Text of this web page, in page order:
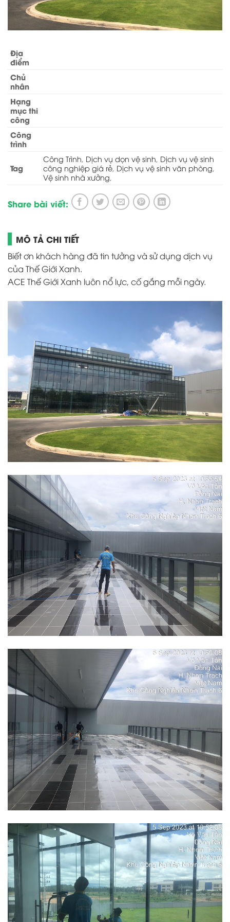
Địa
điểm
Chủ
nhân
Hạng
mục thi
công
Công
trình
Tag
Công Trình Dịch vụ dọn vệ sinh Dịch vụ vệ sinh
công nghiệp giá rẻ Dịch vụ vệ sinh văn phòng
Vệ sinh nhà xưởng
Share bài viết:
MÔ TẢ CHI TIẾT
Biết ơn khách hàng đã tin tưởng và sử dụng dịch vụ
của Thế Giới Xanh.
ACE Thế Giới Xanh luôn nổ lực, cố gắng mỗi ngày.